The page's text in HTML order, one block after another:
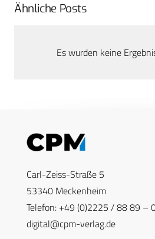
Ähnliche Posts
Es wurden keine
Carl-Zeiss-Straße 5
53340 Meckenheim
Telefon: +49 (0)2225 / 88 89 –
digital@cpm-verlag.de